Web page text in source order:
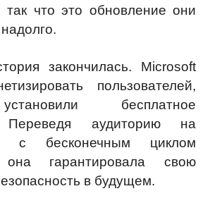
что это обновление они
закончилась. Microsoft
пользователей,
бесплатное
Переведя аудиторию на
с бесконечным циклом
она гарантировала свою
в будущем.